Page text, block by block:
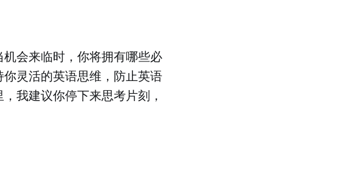
会来临时，你将拥有哪些必
灵活的英语思维，防止英语
我建议你停下来思考片刻，